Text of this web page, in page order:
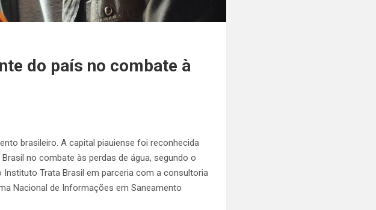
do país no combate à
brasileiro. A capital piauiense foi reconhecida
no combate às perdas de água, segundo o
Instituto Trata Brasil em parceria com a consultoria
Nacional de Informações em Saneamento